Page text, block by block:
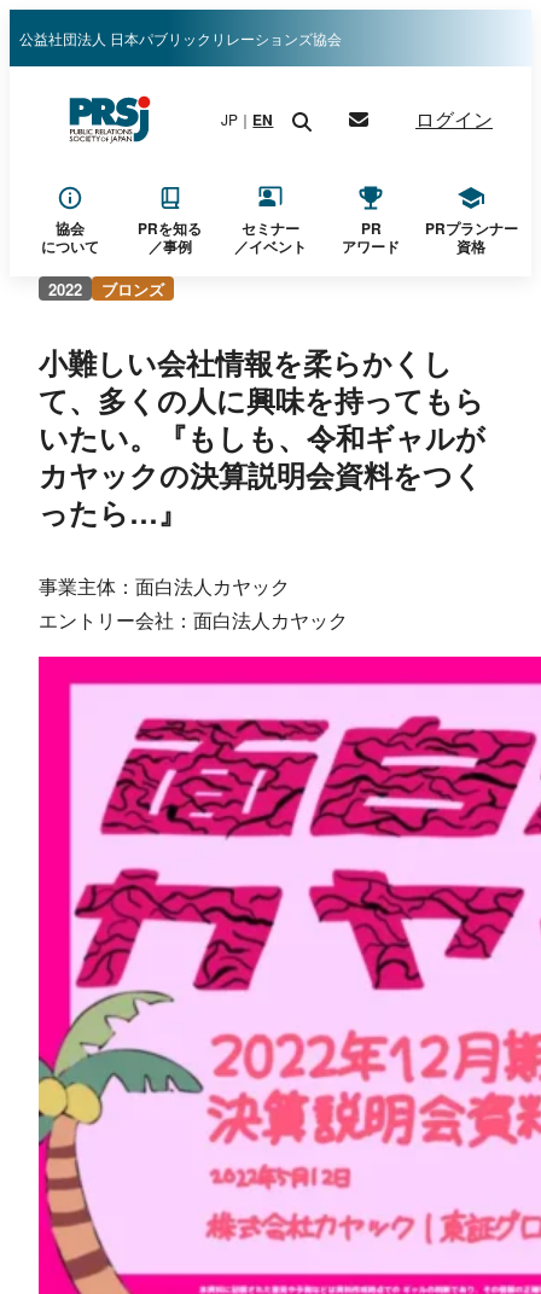
公益社団法人 日本パブリックリレーションズ協会
JP｜ EN ログイン
協会
について
PRを知る
／事例
セミナー
／イベント
PR
アワード
PRプランナー
資格
2022 ブロンズ
小難しい会社情報を柔らかくし
て、多くの人に興味を持ってもら
いたい。『もしも、令和ギャルが
カヤックの決算説明会資料をつく
ったら…』
事業主体：面白法人カヤック
エントリー会社：面白法人カヤック